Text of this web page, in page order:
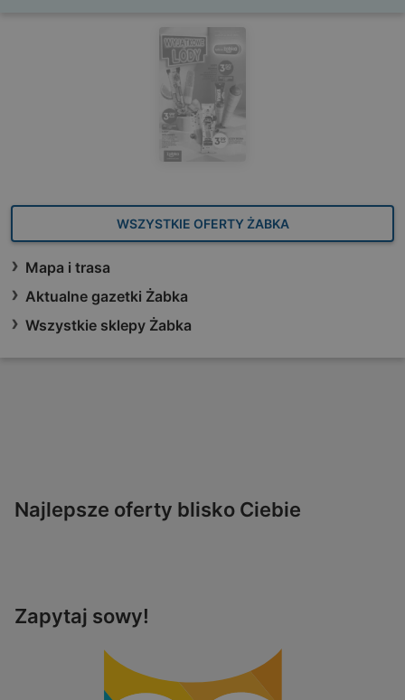
WSZYSTKIE OFERTY ŻABKA
Mapa i trasa
Aktualne gazetki Żabka
Wszystkie sklepy Żabka
Najlepsze oferty blisko Ciebie
Zapytaj sowy!